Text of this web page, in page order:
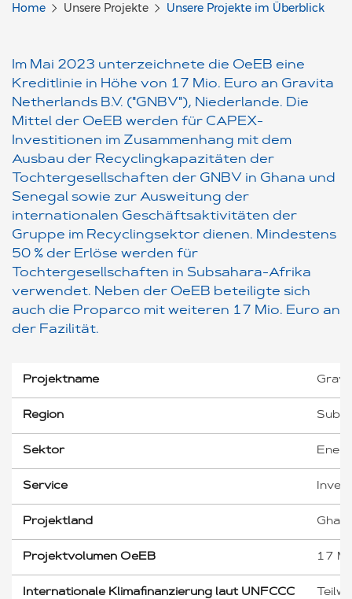
Home Unsere Projekte Unsere Projekte im Überblick
Im Mai 2023 unterzeichnete die OeEB eine
Kreditlinie in Höhe von 17 Mio. Euro an Gravita
Netherlands B.V. ("GNBV"), Niederlande. Die
Mittel der OeEB werden für CAPEX-
Investitionen im Zusammenhang mit dem
Ausbau der Recyclingkapazitäten der
Tochtergesellschaften der GNBV in Ghana und
Senegal sowie zur Ausweitung der
internationalen Geschäftsaktivitäten der
Gruppe im Recyclingsektor dienen. Mindestens
50 % der Erlöse werden für
Tochtergesellschaften in Subsahara-Afrika
verwendet. Neben der OeEB beteiligte sich
auch die Proparco mit weiteren 17 Mio. Euro an
der Fazilität.
Projektname
Region
Sektor
Service
Projektland
Projektvolumen OeEB 17
Internationale Klimafinanzierung laut UNFCCC